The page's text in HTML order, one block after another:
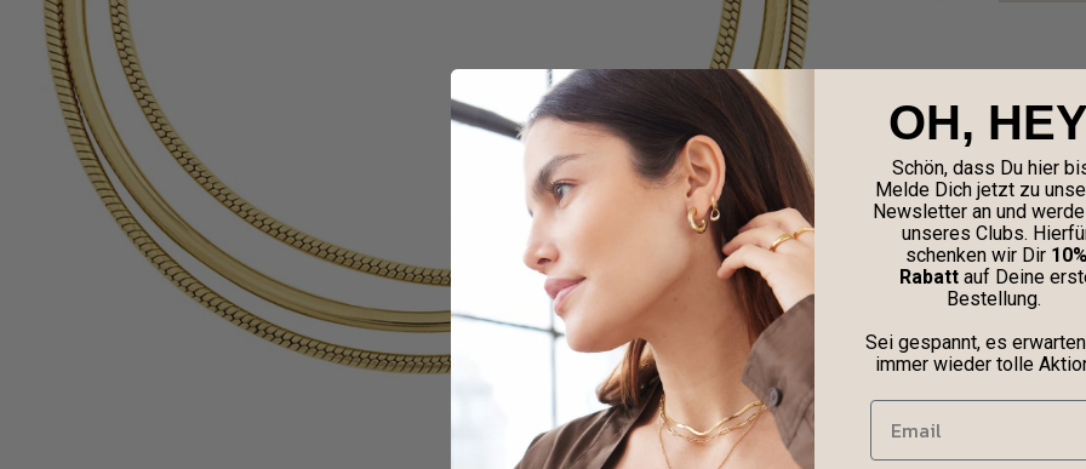
OH,
Schön, dass Du hier
Melde Dich jetzt zu
Newsletter an und
unseres Clubs.
schenken wir Dir
Rabattauf Deine
Bestellung.
Sei gespannt, es
immer wieder tolle